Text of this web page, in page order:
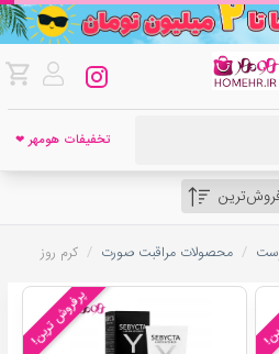
تخفیفات هومهر ❤
/ محصولات مراقبت صورت / کرم روز
پرفروش ترین!